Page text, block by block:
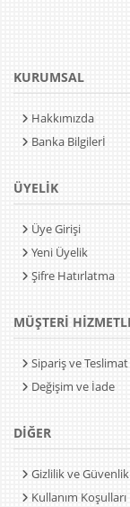
KURUMSAL
Hakkımızda
Banka Bilgilerİ
ÜYELİK
Üye Girişi
Yeni Üyelik
Şifre Hatırlatma
MÜŞTERİ
Sipariş ve Teslimat
Değişim ve İade
DİĞER
Gizlilik ve Güvenlik
Kullanım Koşulları